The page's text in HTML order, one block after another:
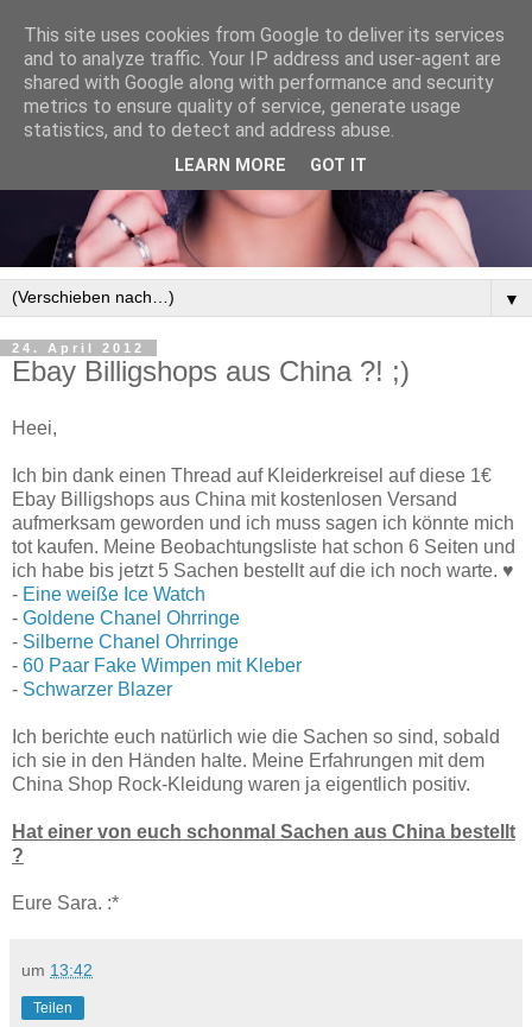
▼
24. April 2012
Ebay Billigshops aus China ?! ;)
Heei,
Ich bin dank einen Thread auf Kleiderkreisel auf diese 1€
Ebay Billigshops aus China mit kostenlosen Versand
aufmerksam geworden und ich muss sagen ich könnte mich
tot kaufen. Meine Beobachtungsliste hat schon 6 Seiten und
ich habe bis jetzt 5 Sachen bestellt auf die ich noch warte. ♥
- Eine weiße Ice Watch
- Goldene Chanel Ohrringe
- Silberne Chanel Ohrringe
- 60 Paar Fake Wimpen mit Kleber
- Schwarzer Blazer
Ich berichte euch natürlich wie die Sachen so sind, sobald
ich sie in den Händen halte. Meine Erfahrungen mit dem
China Shop Rock-Kleidung waren ja eigentlich positiv.
Hat einer von euch schonmal Sachen aus China bestellt
?
Eure Sara. :*
um 13:42
Teilen
This site uses cookies from Google to deliver its services
and to analyze traffic. Your IP address and user-agent are
shared with Google along with performance and security
metrics to ensure quality of service, generate usage
statistics, and to detect and address abuse.
LEARN MORE GOT IT